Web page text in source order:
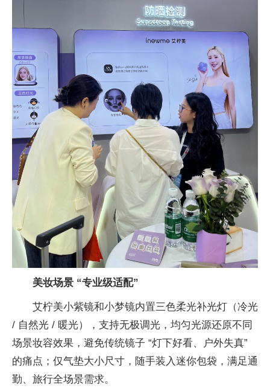
美妆场景 “专业级适配”
艾柠美小紫镜和小梦镜内置三色柔光补光灯（冷光
/ 自然光 / 暖光），支持无极调光，均匀光源还原不同
场景妆容效果，避免传统镜子 “灯下好看、户外失真”
的痛点；仅气垫大小尺寸，随手装入迷你包袋，满足通
勤、旅行全场景需求。